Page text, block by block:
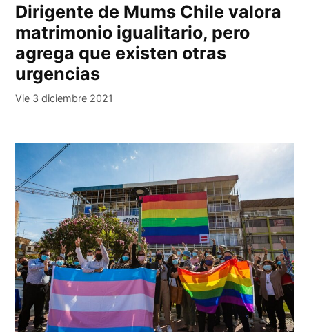
Dirigente de Mums Chile valora
matrimonio igualitario, pero
agrega que existen otras
urgencias
Vie 3 diciembre 2021